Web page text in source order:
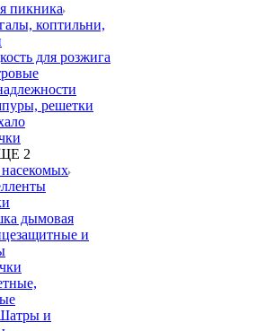
пикника
коптильни,
для розжига
решетки
2
дымовая
и
и